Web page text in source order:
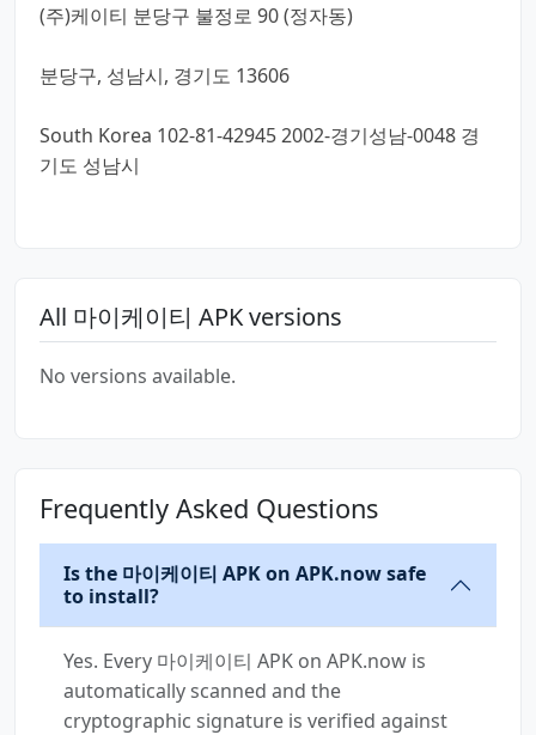
(주)케이티 분당구 불정로 90 (정자동)
분당구, 성남시, 경기도 13606
South Korea 102-81-42945 2002-경기성남-0048 경
기도 성남시
All 마이케이티 APK versions
No versions available.
Frequently Asked Questions
Is the 마이케이티 APK on APK.now safe
to install?
Yes. Every 마이케이티 APK on APK.now is
automatically scanned and the
cryptographic signature is verified against